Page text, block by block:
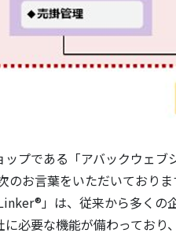
プである「アバックウェ
お言葉をいただいておりま
」は、従来から多く
必要な機能が備わっており